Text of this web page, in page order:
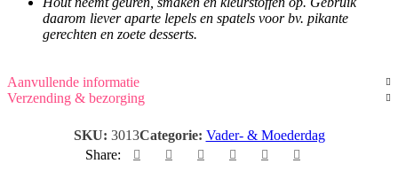
daarom liever aparte lepels en spatels voor bv. pikante
gerechten en zoete desserts.
Aanvullende informatie
Verzending & bezorging
SKU: 3013Categorie: Vader- & Moederdag
Share: